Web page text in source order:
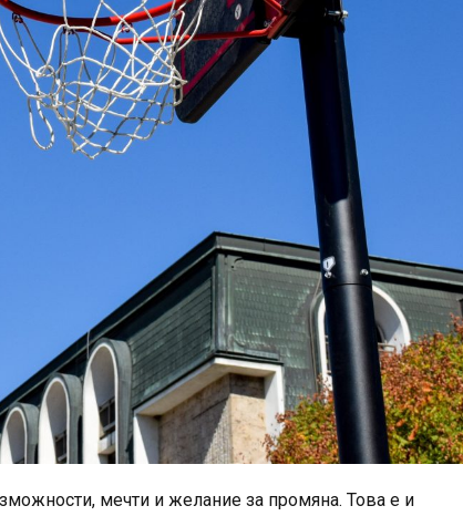
мечти и желание за промяна. Това е и